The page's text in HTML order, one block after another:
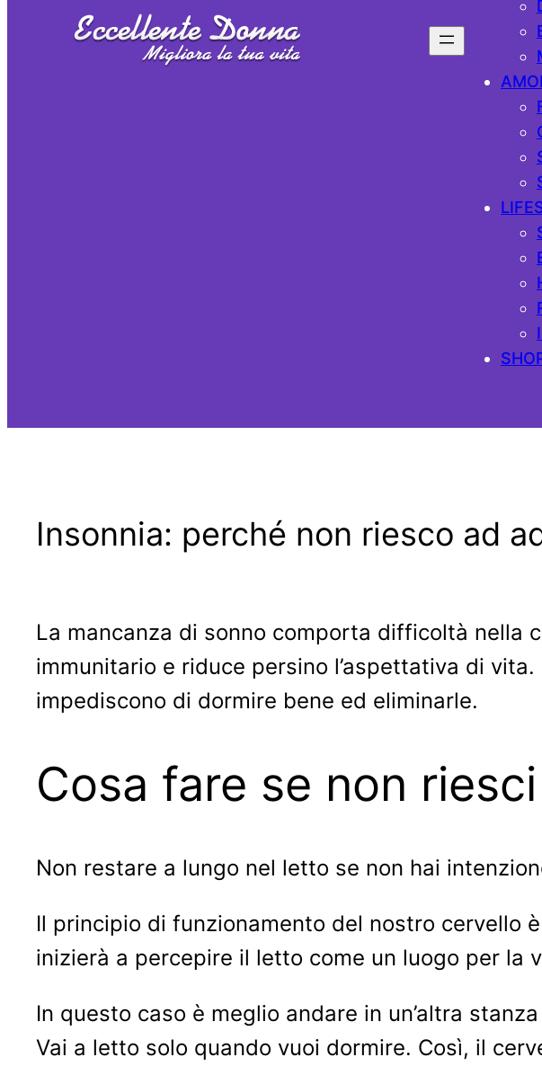
Insonnia: perché non riesco ad
La mancanza di sonno comporta difficoltà nella
immunitario e riduce persino l’aspettativa di
impediscono di dormire bene ed eliminarle.
Cosa fare se non
Non restare a lungo nel letto se non hai
Il principio di funzionamento del nostro cervello
inizierà a percepire il letto come un luogo per la
In questo caso è meglio andare in un’altra
Vai a letto solo quando vuoi dormire. Così, il